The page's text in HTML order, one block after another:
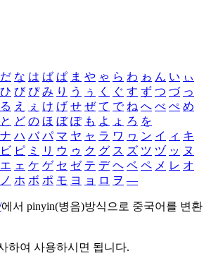
だ な は ば ぱ ま や ゃ ら わ ゎ ん い ぃ
ひ び ぴ み り う ぅ く ぐ す ず つ づ っ
る え ぇ け げ せ ぜ て で ね へ べ ぺ め
と ど の ほ ぼ ぽ も よ ょ ろ を
ナ ハ バ パ マ ヤ ャ ラ ワ ヮ ン イ ィ キ
ビ ピ ミ リ ウ ゥ ク グ ス ズ ツ ヅ ッ ヌ
エ ェ ケ ゲ セ ゼ テ デ ヘ ベ ペ メ レ オ
ノ ホ ボ ポ モ ヨ ョ ロ ヲ ―
에서 pinyin(병음)방식으로 중국어를 변환
하여 사용하시면 됩니다.